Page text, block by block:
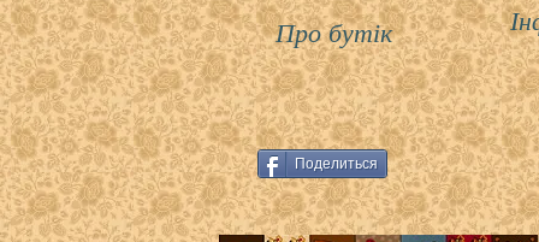
Про бутік
Поделиться